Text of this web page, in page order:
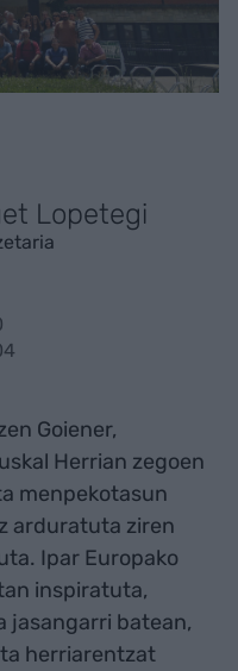
Lopetegi
Goiener,
Herrian zegoen
menpekotasun
arduratuta ziren
Ipar Europako
inspiratuta,
jasangarri batean,
herriarentzat